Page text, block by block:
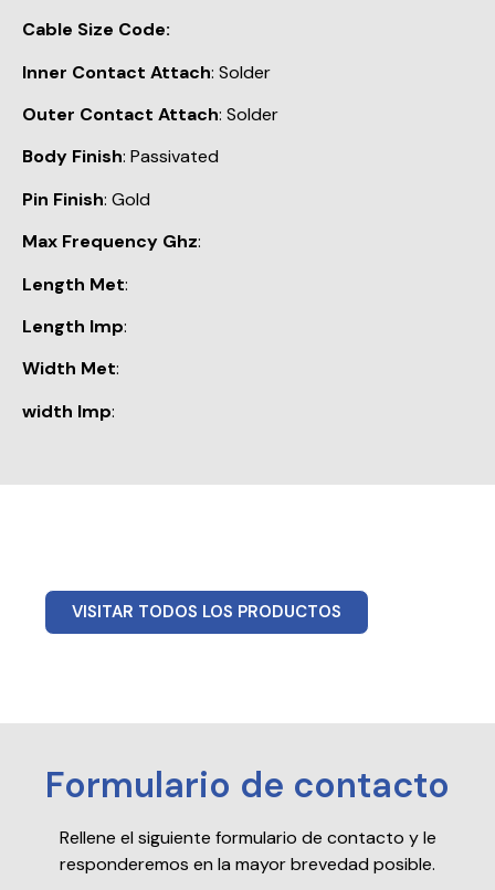
Cable Size Code:
Inner Contact Attach: Solder
Outer Contact Attach: Solder
Body Finish: Passivated
Pin Finish: Gold
Max Frequency Ghz:
Length Met:
Length Imp:
Width Met:
width Imp:
VISITAR TODOS LOS PRODUCTOS
Formulario de contacto
Rellene el siguiente formulario de contacto y le
responderemos en la mayor brevedad posible.